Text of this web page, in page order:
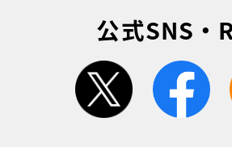
公式SNS・
twitter